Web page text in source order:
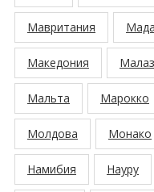
Мавритания
Македония
Мальта Марокко
Молдова Монако
Намибия Науру